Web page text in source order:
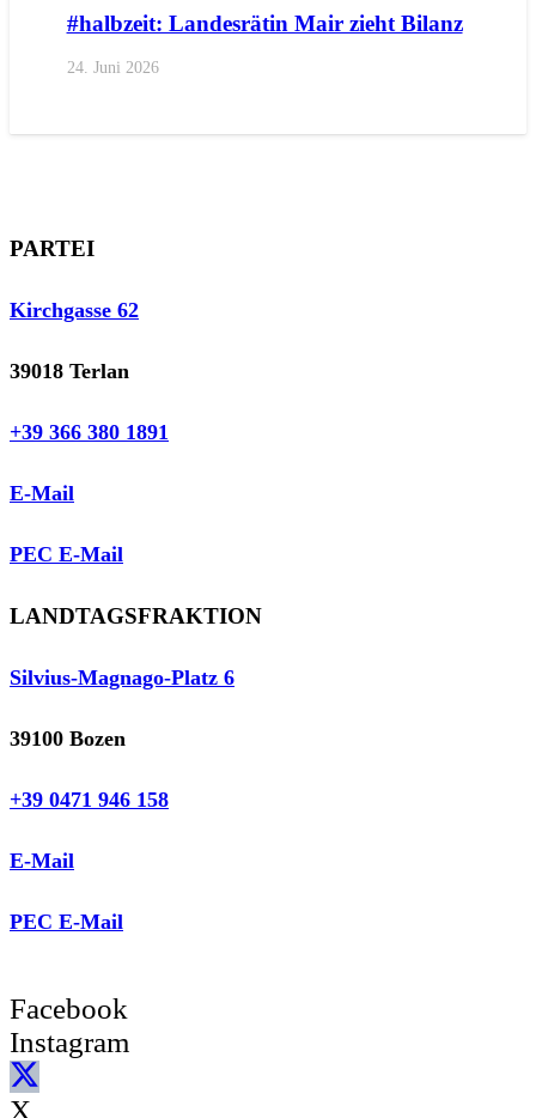
#halbzeit: Landesrätin Mair zieht Bilanz
24. Juni 2026
PARTEI
Kirchgasse 62
39018 Terlan
+39 366 380 1891
E-Mail
PEC E-Mail
LANDTAGSFRAKTION
Silvius-Magnago-Platz 6
39100 Bozen
+39 0471 946 158
E-Mail
PEC E-Mail
Facebook
Instagram
X